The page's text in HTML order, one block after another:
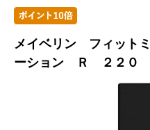
メイベリン フィット
ーション Ｒ ２２０